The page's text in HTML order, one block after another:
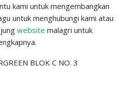
kami untuk mengembangkan
untuk menghubungi kami atau
website malagri untuk
BLOK C NO. 3